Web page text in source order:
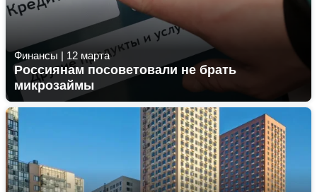
Финансы | 12 марта
Россиянам посоветовали не брать
микрозаймы